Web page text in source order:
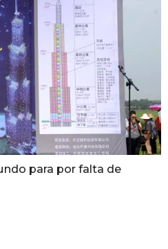
para por falta de